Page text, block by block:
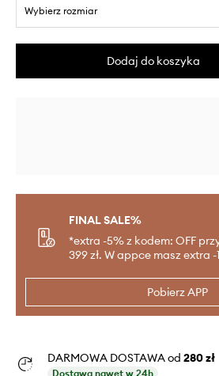
Wybierz rozmiar
Dodaj do koszyka
FINAL SALE%
*extra -5% z kodem: OFF
399 zł. W appce masz extra -
Pobierz APP
DARMOWA DOSTAWA od 280 zł
Dostawa nawet w 24h